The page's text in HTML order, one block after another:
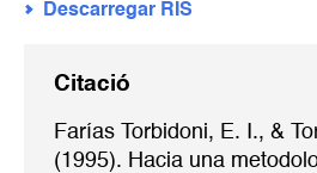
Descarregar RIS
Citació
Farías Torbidoni, E. I., &
(1995). Hacia una